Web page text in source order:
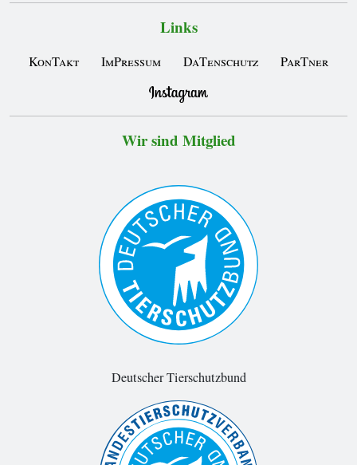
Links
KonTakt ImPressum DaTenschutz ParTner
Wir sind Mitglied
Deutscher Tierschutzbund